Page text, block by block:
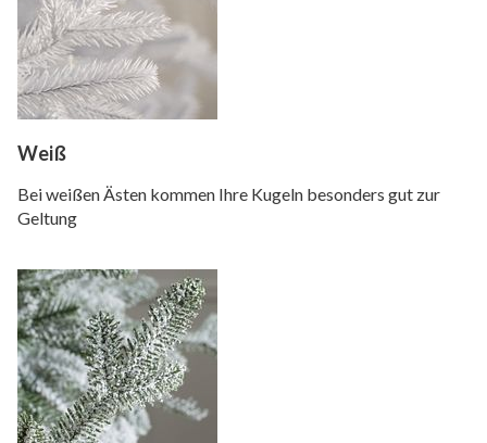
Weiß
Bei weißen Ästen kommen Ihre Kugeln besonders gut zur
Geltung